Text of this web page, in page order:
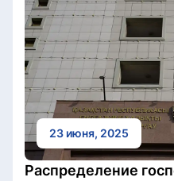
23 июня, 2025
Распределение